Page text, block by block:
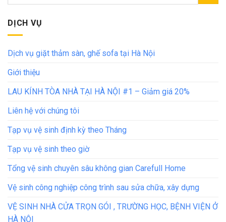
DỊCH VỤ
Dịch vụ giặt thảm sàn, ghế sofa tại Hà Nội
Giới thiệu
LAU KÍNH TÒA NHÀ TẠI HÀ NỘI #1 – Giảm giá 20%
Liên hệ với chúng tôi
Tạp vụ vệ sinh định kỳ theo Tháng
Tạp vụ vệ sinh theo giờ
Tổng vệ sinh chuyên sâu không gian Carefull Home
Vệ sinh công nghiệp công trình sau sửa chữa, xây dựng
VỆ SINH NHÀ CỬA TRỌN GÓI , TRƯỜNG HỌC, BỆNH VIỆN Ở
HÀ NỘI